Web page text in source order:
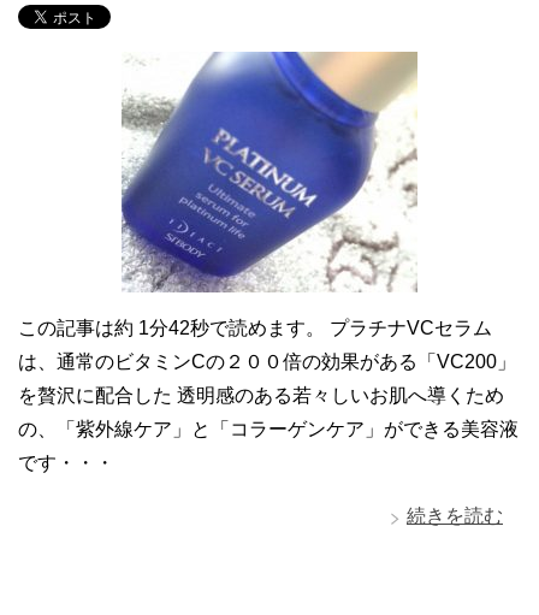
この記事は約 1分42秒で読めます。 プラチナVCセラム
は、通常のビタミンCの２００倍の効果がある「VC200」
を贅沢に配合した 透明感のある若々しいお肌へ導くため
の、「紫外線ケア」と「コラーゲンケア」ができる美容液
です・・・
続きを読む